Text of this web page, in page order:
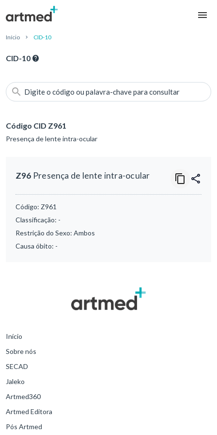
Início CID-10
CID-10
Digite o código ou palavra-chave para consultar
Código CID Z961
Presença de lente intra-ocular
Z96 Presença de lente intra-ocular
Código: Z961
Classificação: -
Restrição do Sexo: Ambos
Causa óbito: -
Início
Sobre nós
SECAD
Jaleko
Artmed360
Artmed Editora
Pós Artmed